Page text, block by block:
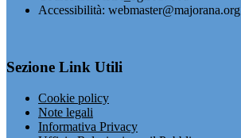
Accessibilità: webmaster@majorana.org
Sezione Link Utili
Cookie policy
Note legali
Informativa Privacy